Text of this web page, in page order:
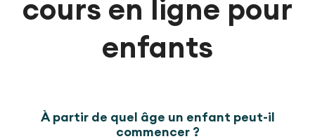
cours en ligne pour
enfants
À partir de quel âge un enfant peut-il
commencer ?